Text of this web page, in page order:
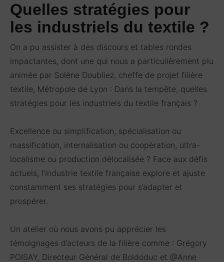
Quelles stratégies pour
les industriels du textile ?
On a pu assister à des discours et tables rondes
impactantes, dont une qui nous a particulièrement plu
animée par Solène Doubliez, cheffe de projet filière
textile, Métropole de Lyon : Dans la tempête, quelles
stratégies pour les industriels du textile français ?
Excellence ou simplification, spécialisation ou
massification, internalisation ou coopération, ultra-
localisme ou production délocalisée ? Face aux défis
actuels, l’industrie textile française explore et ajuste
constamment ses stratégies pour s’adapter et
prospérer.
Un atelier où nous avons pu apprécier les
témoignages d’acteurs de la filière comme : Grégory
POISAY, Directeur Général de Boldoduc et @Anne